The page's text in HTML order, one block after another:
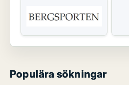
Populära sökningar